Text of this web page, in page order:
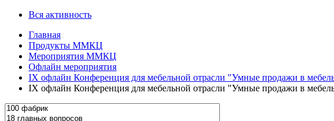
Вся активность
Главная
Продукты ММКЦ
Мероприятия ММКЦ
Офлайн мероприятия
IX офлайн Конференция для мебельной отрасли "Умные продажи в
IX офлайн Конференция для мебельной отрасли "Умные продажи в